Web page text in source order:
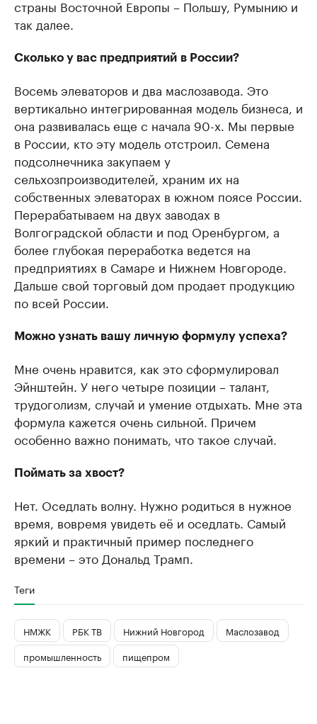
страны Восточной Европы – Польшу, Румынию и
так далее.
Сколько у вас предприятий в России?
Восемь элеваторов и два маслозавода. Это
вертикально интегрированная модель бизнеса, и
она развивалась еще с начала 90-х. Мы первые
в России, кто эту модель отстроил. Семена
подсолнечника закупаем у
сельхозпроизводителей, храним их на
собственных элеваторах в южном поясе России.
Перерабатываем на двух заводах в
Волгоградской области и под Оренбургом, а
более глубокая переработка ведется на
предприятиях в Самаре и Нижнем Новгороде.
Дальше свой торговый дом продает продукцию
по всей России.
Можно узнать вашу личную формулу успеха?
Мне очень нравится, как это сформулировал
Эйнштейн. У него четыре позиции – талант,
трудоголизм, случай и умение отдыхать. Мне эта
формула кажется очень сильной. Причем
особенно важно понимать, что такое случай.
Поймать за хвост?
Нет. Оседлать волну. Нужно родиться в нужное
время, вовремя увидеть её и оседлать. Самый
яркий и практичный пример последнего
времени – это Дональд Трамп.
Теги
НМЖК РБК ТВ Нижний Новгород
Маслозавод
промышленность
пищепром